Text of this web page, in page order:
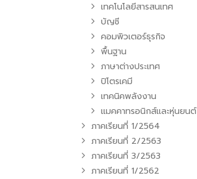
เทคโนโลยีสารสนเทศ
บัญชี
คอมพิวเตอร์ธุรกิจ
พื้นฐาน
ภาษาต่างประเทศ
ปิโตรเคมี
เทคนิคพลังงาน
แมคคาทรอนิกส์และหุ่นยนต์
ภาคเรียนที่ 1/2564
ภาคเรียนที่ 2/2563
ภาคเรียนที่ 3/2563
ภาคเรียนที่ 1/2562